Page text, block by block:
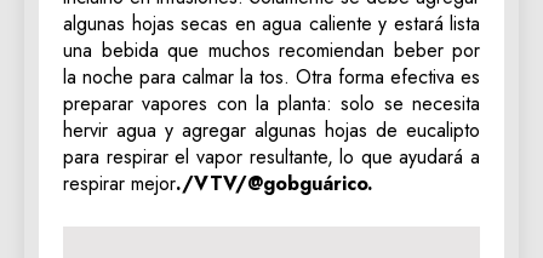
algunas hojas secas en agua caliente y estará lista
una bebida que muchos recomiendan beber por
la noche para calmar la tos. Otra forma efectiva es
preparar vapores con la planta: solo se necesita
hervir agua y agregar algunas hojas de eucalipto
para respirar el vapor resultante, lo que ayudará a
respirar mejor./VTV/@gobguárico.